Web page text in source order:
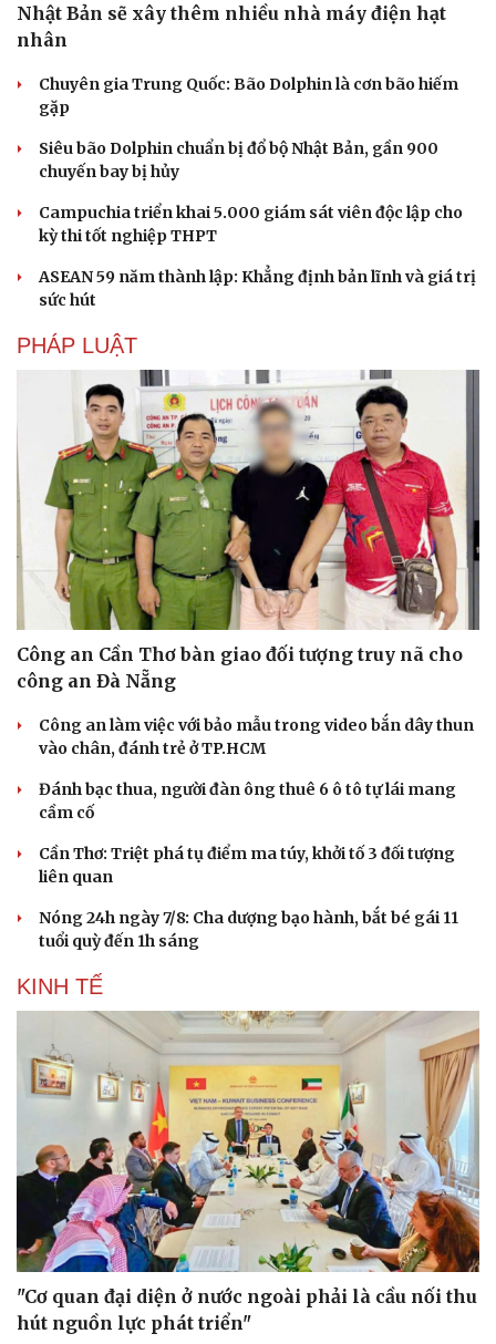
Tư vấn
Săn Tour
check-in
Podcast
Câu chuyện thời sự
Đọc truyện đêm khuya
Kể chuyện cho bé
Hạt giống tâm hồn
Nhật Bản sẽ xây thêm nhiều nhà máy điện hạt
nhân
Chuyên gia Trung Quốc: Bão Dolphin là cơn bão hiếm
gặp
Siêu bão Dolphin chuẩn bị đổ bộ Nhật Bản, gần 900
chuyến bay bị hủy
Campuchia triển khai 5.000 giám sát viên độc lập cho
kỳ thi tốt nghiệp THPT
ASEAN 59 năm thành lập: Khẳng định bản lĩnh và giá trị
sức hút
PHÁP LUẬT
Công an Cần Thơ bàn giao đối tượng truy nã cho
công an Đà Nẵng
Công an làm việc với bảo mẫu trong video bắn dây thun
vào chân, đánh trẻ ở TP.HCM
Đánh bạc thua, người đàn ông thuê 6 ô tô tự lái mang
cầm cố
Cần Thơ: Triệt phá tụ điểm ma túy, khởi tố 3 đối tượng
liên quan
Nóng 24h ngày 7/8: Cha dượng bạo hành, bắt bé gái 11
tuổi quỳ đến 1h sáng
KINH TẾ
"Cơ quan đại diện ở nước ngoài phải là cầu nối thu
hút nguồn lực phát triển"